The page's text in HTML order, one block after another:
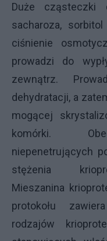
Duże cząsteczki
sacharoza,
ciśnienie
prowadzi do
zewnątrz.
dehydratacji, a
mogącej
komórki.
niepenetrujących
stężenia
Mieszanina
protokołu
rodzajów